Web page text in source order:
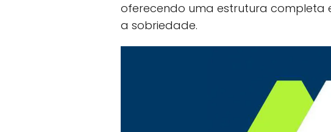
oferecendo uma estrutura completa
a sobriedade.